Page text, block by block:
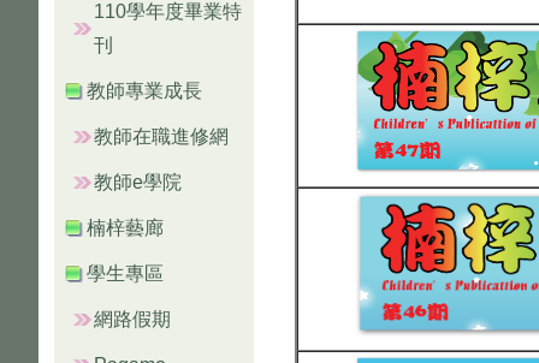
110學年度畢業特
刊
教師專業成長
教師在職進修網
教師e學院
楠梓藝廊
學生專區
網路假期